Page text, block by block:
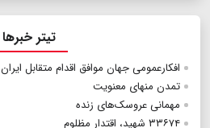
تیتر خبرها
افکارعمومی جهان موافق اقدام متقابل ایران
تمدن منهای معنویت
مهمانی عروسک‌های زنده
۳۳۶۷۴ شهید، اقتدار مظلوم